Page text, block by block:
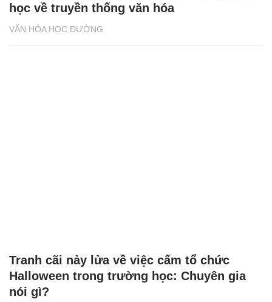
VĂN HÓA HỌC ĐƯỜNG
học về truyền thống văn hóa
Tranh cãi nảy lửa về việc cấm tổ chức
Halloween trong trường học: Chuyên gia
nói gì?